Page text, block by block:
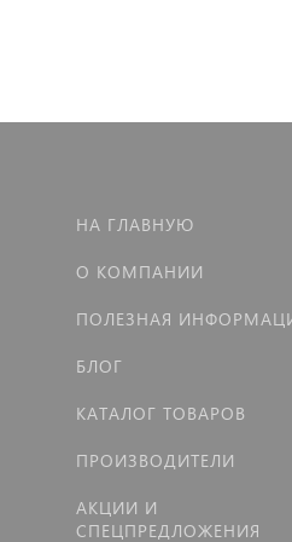
НА ГЛАВНУЮ
О КОМПАНИИ
ПОЛЕЗНАЯ
БЛОГ
КАТАЛОГ ТОВАРОВ
ПРОИЗВОДИТЕЛИ
АКЦИИ И
СПЕЦПРЕДЛОЖЕНИЯ